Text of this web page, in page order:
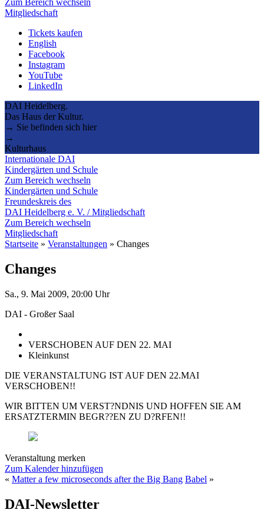
Mitgliedschaft
Tickets kaufen
English
Facebook
Instagram
YouTube
LinkedIn
DAI Heidelberg.
Das Haus der Kultur.
→ Sie befinden sich hier
→
Kulturhaus
Internationale DAI
Kindergärten und Schule
Zum Bereich wechseln
Kindergärten und Schule
Freundeskreis des
DAI Heidelberg e. V. / Mitgliedschaft
Zum Bereich wechseln
Mitgliedschaft
Startseite » Veranstaltungen » Changes
Changes
Sa., 9. Mai 2009, 20:00 Uhr
DAI - Großer Saal
VERSCHOBEN AUF DEN 22. MAI
Kleinkunst
DIE VERANSTALTUNG IST AUF DEN 22.MAI
VERSCHOBEN!!
WIR BITTEN UM VERST?NDNIS UND HOFFEN SIE AM
ERSATZTERMIN BEGR??EN ZU D?RFEN!!
Veranstaltung merken
Zum Kalender hinzufügen
« Matter a few microseconds after the Big Bang Babel »
DAI-Newsletter